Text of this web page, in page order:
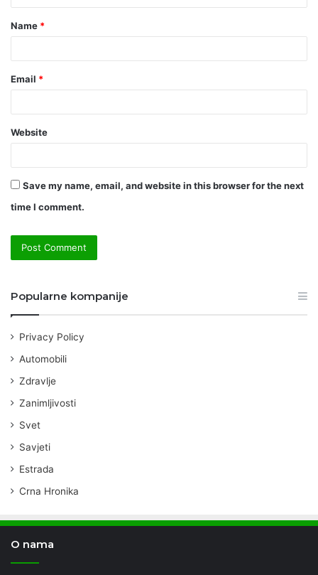
t
*
Name *
Email *
Website
Save my name, email, and website in this browser for the next
time I comment.
Popularne kompanije
Privacy Policy
Automobili
Zdravlje
Zanimljivosti
Svet
Savjeti
Estrada
Crna Hronika
O nama